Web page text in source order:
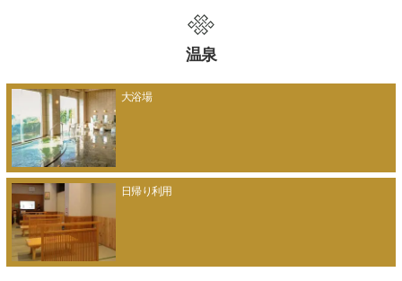
温泉
大浴場
日帰り利用